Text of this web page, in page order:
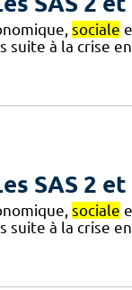
sociale
à la crise
SAS 2
sociale
à la crise